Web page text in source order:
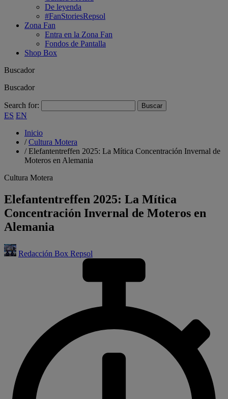
De leyenda
#FanStoriesRepsol
Zona Fan
Entra en la Zona Fan
Fondos de Pantalla
Shop Box
Buscador
Buscador
Search for:
ES EN
Inicio
/Cultura Motera
/Elefantentreffen 2025: La Mítica Concentración Invernal de
Moteros en Alemania
Cultura Motera
Elefantentreffen 2025: La Mítica
Concentración Invernal de Moteros en
Alemania
Redacción Box Repsol